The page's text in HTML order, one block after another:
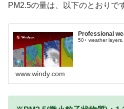
PM2.5の量は、以下のとおりで
Professional
50+ weather
www.windy.com